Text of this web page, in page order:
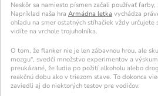
aktívnou a v kondícii.
Neskôr sa namiesto písmen začali používať farby,
Napríklad naša hra Armádna letka vychádza
ohľadu na smer ostatných stíhačiek vždy určujete
vidíte na vrchole trojuholníka.
O tom, že flanker nie je len zábavnou hrou, ale
mozgu", svedčí množstvo experimentov a
preukázané, že ľudia po požití alkoholu alebo
reakčnú dobu ako v triezom stave. To dokonca
zaviedli aj do niektorých testov pre vodičov.